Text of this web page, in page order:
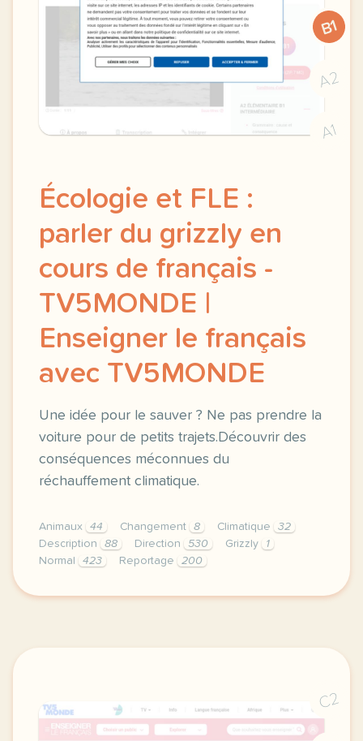
B1
A2
A1
Écologie et FLE :
parler du grizzly en
cours de français -
TV5MONDE |
Enseigner le français
avec TV5MONDE
Une idée pour le sauver ? Ne pas prendre la
voiture pour de petits trajets.Découvrir des
conséquences méconnues du
réchauffement climatique.
Animaux 44 Changement 8 Climatique
32
Description
88 Direction 530 Grizzly
1
Normal
423 Reportage 200
didomi host didomi components button cursor
C2